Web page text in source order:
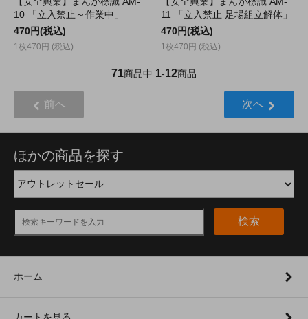
10 「立入禁止～作業中」
470円(税込)
1枚470円 (税込)
11 「立入禁止 足場組立解体」
470円(税込)
1枚470円 (税込)
71商品中 1-12商品
前へ 次へ
ほかの商品を探す
検索
ホーム